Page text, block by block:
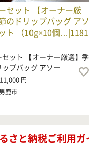
セット 【オーナー厳
のドリップバッグ アソ
ト （10g×10個…|1181
セット 【オーナー厳選】季
ップバッグ アソー…
11,000 円
鹿市
さと納税ご利用ガ